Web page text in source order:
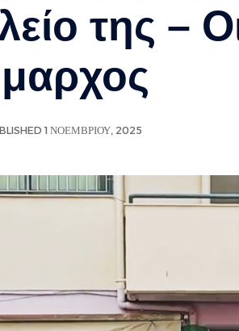
της –
1 ΝΟΕΜΒΡΊΟΥ, 2025